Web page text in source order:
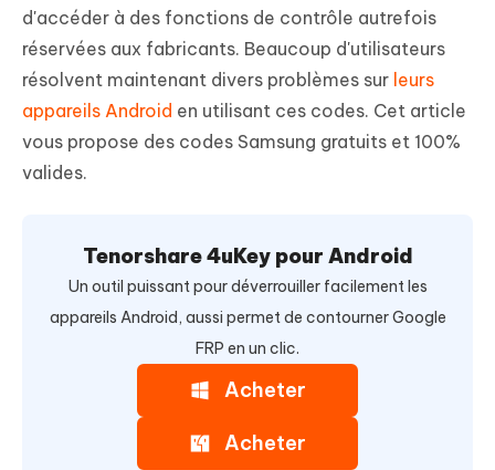
iAnyGo
d'accéder à des fonctions de contrôle autrefois
réservées aux fabricants. Beaucoup d'utilisateurs
résolvent maintenant divers problèmes sur leurs
appareils Android en utilisant ces codes. Cet article
vous propose des codes Samsung gratuits et 100%
valides.
Tenorshare 4uKey pour Android
Un outil puissant pour déverrouiller facilement les
appareils Android, aussi permet de contourner Google
FRP en un clic.
Acheter
Acheter